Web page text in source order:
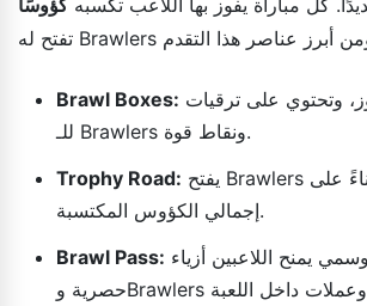
Brawl Boxes:
للـ Brawlers ونقاط قوة.
Trophy Road:
إجمالي الكؤوس المكتسبة.
Brawl Pass: